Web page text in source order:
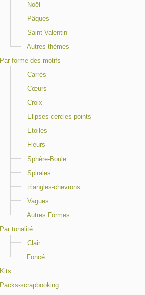
Noël
Pâques
Saint-Valentin
Autres thèmes
Par forme des motifs
Carrés
Cœurs
Croix
Elipses-cercles-points
Etoiles
Fleurs
Sphère-Boule
Spirales
triangles-chevrons
Vagues
Autres Formes
Par tonalité
Clair
Foncé
Kits
Packs-scrapbooking